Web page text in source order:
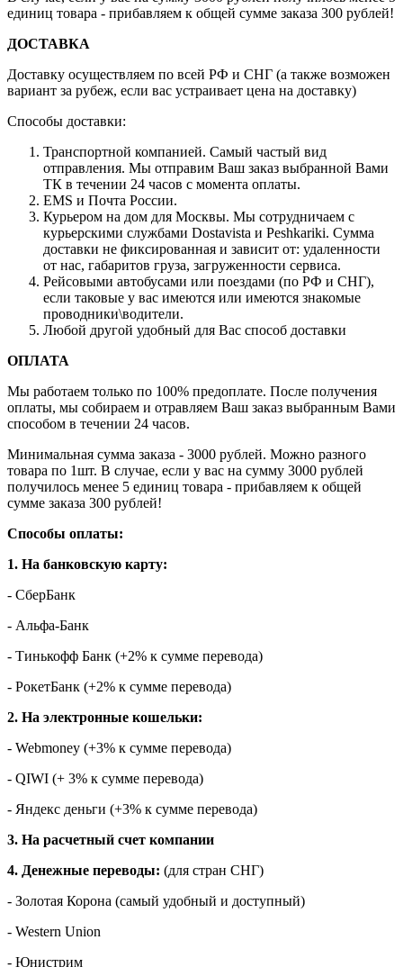
единиц товара - прибавляем к общей сумме заказа 300 рублей!
ДОСТАВКА
Доставку осуществляем по всей РФ и СНГ (а также возможен
вариант за рубеж, если вас устраивает цена на доставку)
Способы доставки:
Транспортной компанией. Самый частый вид
отправления. Мы отправим Ваш заказ выбранной Вами
ТК в течении 24 часов с момента оплаты.
EMS и Почта России.
Курьером на дом для Москвы. Мы сотрудничаем с
курьерскими службами Dostavista и Peshkariki. Сумма
доставки не фиксированная и зависит от: удаленности
от нас, габаритов груза, загруженности сервиса.
Рейсовыми автобусами или поездами (по РФ и СНГ),
если таковые у вас имеются или имеются знакомые
проводники\водители.
Любой другой удобный для Вас способ доставки
ОПЛАТА
Мы работаем только по 100% предоплате. После получения
оплаты, мы собираем и отравляем Ваш заказ выбранным Вами
способом в течении 24 часов.
Минимальная сумма заказа - 3000 рублей. Можно разного
товара по 1шт. В случае, если у вас на сумму 3000 рублей
получилось менее 5 единиц товара - прибавляем к общей
сумме заказа 300 рублей!
Способы оплаты:
1. На банковскую карту:
- СберБанк
- Альфа-Банк
- Тинькофф Банк (+2% к сумме перевода)
- РокетБанк (+2% к сумме перевода)
2. На электронные кошельки:
- Webmoney (+3% к сумме перевода)
- QIWI (+ 3% к сумме перевода)
- Яндекс деньги (+3% к сумме перевода)
3. На расчетный счет компании
4. Денежные переводы: (для стран СНГ)
- Золотая Корона (самый удобный и доступный)
- Western Union
- Юнистрим